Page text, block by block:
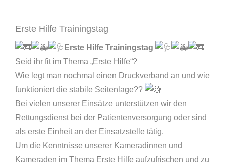
Erste Hilfe Trainingstag
Erste Hilfe Trainingstag
Seid ihr fit im Thema „Erste Hilfe“?
Wie legt man nochmal einen Druckverband an und wie
funktioniert die stabile Seitenlage??
Bei vielen unserer Einsätze unterstützen wir den
Rettungsdienst bei der Patientenversorgung oder sind
als erste Einheit an der Einsatzstelle tätig.
Um die Kenntnisse unserer Kameradinnen und
Kameraden im Thema Erste Hilfe aufzufrischen und zu